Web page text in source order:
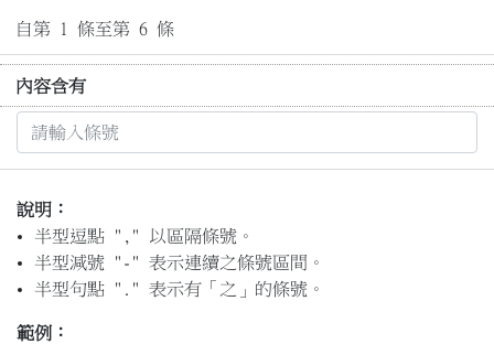
自第 1 條至第 6 條
內容含有
說明：
半型逗點 "," 以區隔條號。
半型減號 "-" 表示連續之條號區間。
半型句點 "." 表示有「之」的條號。
範例：